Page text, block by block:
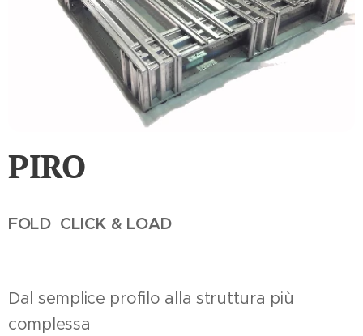
PIRO
FOLD CLICK & LOAD
Dal semplice profilo alla struttura più
complessa